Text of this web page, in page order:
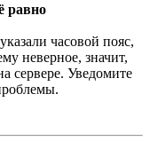
равно
часовой пояс,
неверное, значит,
сервере. Уведомите